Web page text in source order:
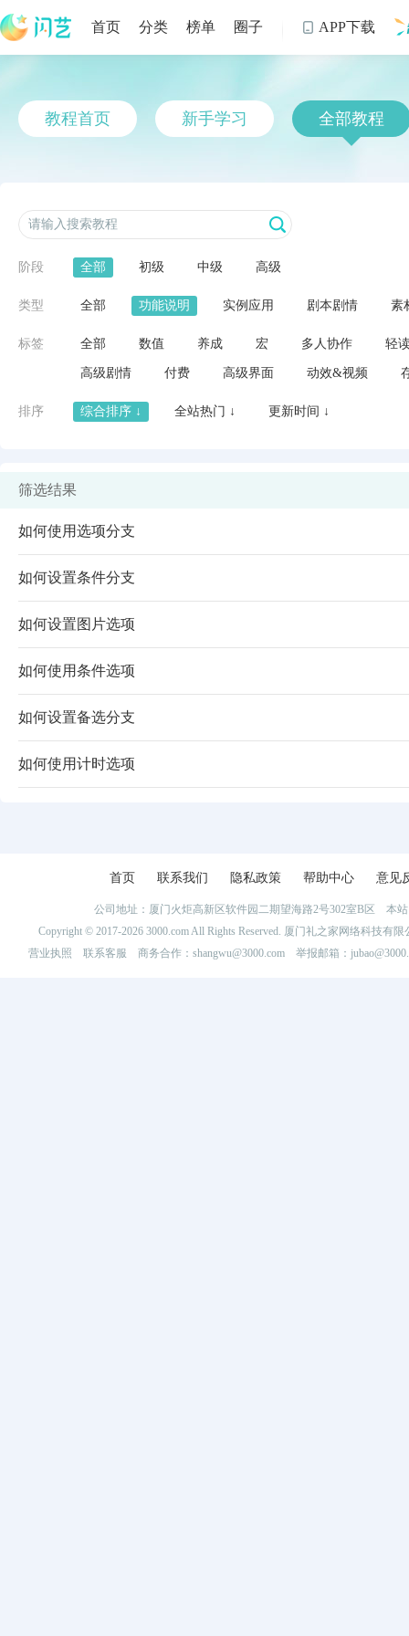
闪艺
首页 分类 榜单 圈子  APP下载
教程首页 新手学习 全部教程
阶段 全部 初级 中级 高级
类型 全部 功能说明 实例应用 剧本剧情 素
标签 全部 数值 养成 宏 多人协作 轻
高级剧情 付费 高级界面 动效&视频
排序 综合排序 ↓ 全站热门 ↓ 更新时间 ↓
筛选结果
如何使用选项分支
如何设置条件分支
如何设置图片选项
如何使用条件选项
如何设置备选分支
如何使用计时选项
首页 联系我们 隐私政策 帮助中心 意见
公司地址：厦门火炬高新区软件园二期望海路2号302室B区 本
Copyright © 2017-2026 3000.com All Rights Reserved. 厦门礼之家网络科技
营业执照
联系客服 商务合作：shangwu@3000.com 举报邮箱：